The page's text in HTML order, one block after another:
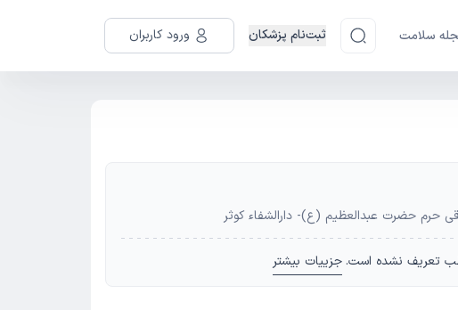
سلامت ثبت‌نام پزشکان ورود کاربران
حضرت عبدالعظیم (ع)- دارالشفاء کوثر
تعریف نشده است. جزییات بیشتر